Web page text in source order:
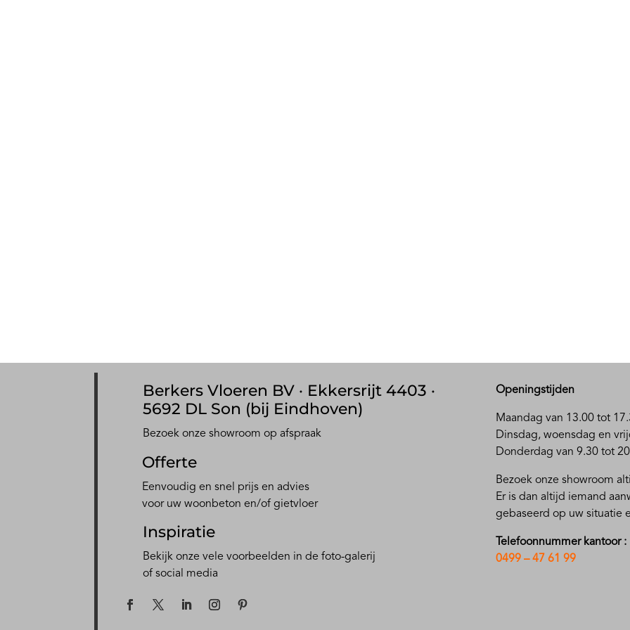
Berkers Vloeren BV · Ekkersrijt 4403 ·
5692 DL Son (bij Eindhoven)
Bezoek onze showroom op afspraak
Offerte
voor uw woonbeton en/of gietvloer
Openingstijden
Maandag van 13.00 tot
Dinsdag, woensdag en
Donderdag van 9.30 tot
Bezoek onze showroom
Er is dan altijd iemand
gebaseerd op uw situatie